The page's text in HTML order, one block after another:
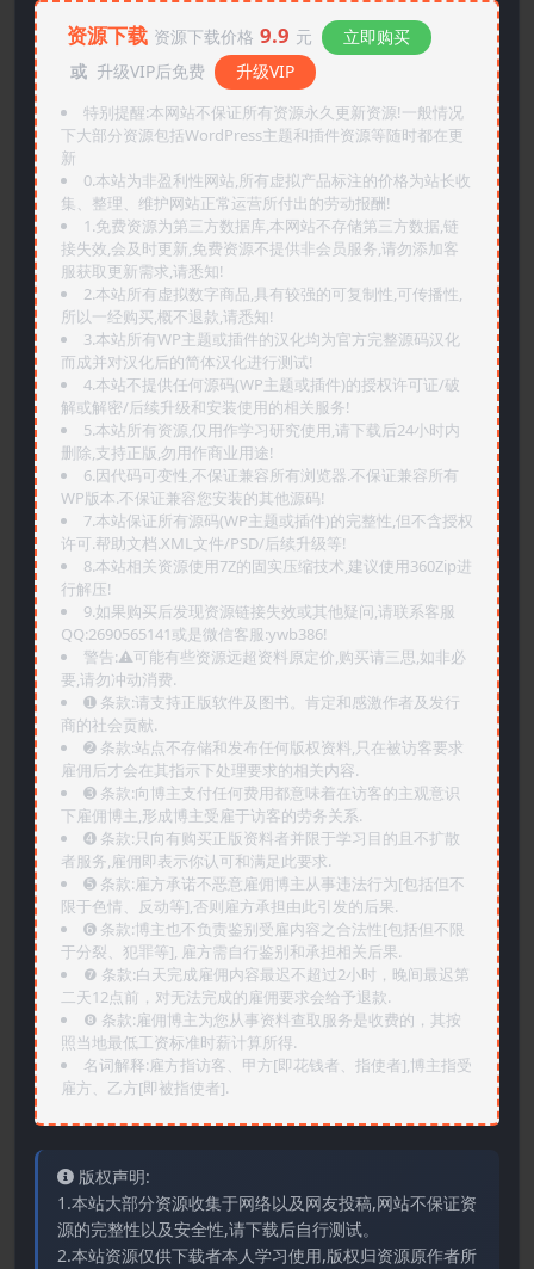
资源下载 资源下载价格 9.9 元
立即购买
或 升级VIP后免费 升级VIP
特别提醒:本网站不保证所有资源永久更新资源!一般情况
下大部分资源包括WordPress主题和插件资源等随时都在更
新
0.本站为非盈利性网站,所有虚拟产品标注的价格为站长收
集、整理、维护网站正常运营所付出的劳动报酬!
1.免费资源为第三方数据库,本网站不存储第三方数据,链
接失效,会及时更新,免费资源不提供非会员服务,请勿添加客
服获取更新需求,请悉知!
2.本站所有虚拟数字商品,具有较强的可复制性,可传播性,
所以一经购买,概不退款,请悉知!
3.本站所有WP主题或插件的汉化均为官方完整源码汉化
而成并对汉化后的简体汉化进行测试!
4.本站不提供任何源码(WP主题或插件)的授权许可证/破
解或解密/后续升级和安装使用的相关服务!
5.本站所有资源,仅用作学习研究使用,请下载后24小时内
删除,支持正版,勿用作商业用途!
6.因代码可变性,不保证兼容所有浏览器.不保证兼容所有
WP版本.不保证兼容您安装的其他源码!
7.本站保证所有源码(WP主题或插件)的完整性,但不含授权
许可.帮助文档.XML文件/PSD/后续升级等!
8.本站相关资源使用7Z的固实压缩技术,建议使用360Zip进
行解压!
9.如果购买后发现资源链接失效或其他疑问,请联系客服
QQ:2690565141或是微信客服:ywb386!
警告:⚠️可能有些资源远超资料原定价,购买请三思,如非必
要,请勿冲动消费.
➊️ 条款:请支持正版软件及图书。肯定和感激作者及发行
商的社会贡献.
➋️ 条款:站点不存储和发布任何版权资料,只在被访客要求
雇佣后才会在其指示下处理要求的相关内容.
➌️ 条款:向博主支付任何费用都意味着在访客的主观意识
下雇佣博主,形成博主受雇于访客的劳务关系.
➍️ 条款:只向有购买正版资料者并限于学习目的且不扩散
者服务,雇佣即表示你认可和满足此要求.
➎ 条款:雇方承诺不恶意雇佣博主从事违法行为[包括但不
限于色情、反动等],否则雇方承担由此引发的后果.
➏️ 条款:博主也不负责鉴别受雇内容之合法性[包括但不限
于分裂、犯罪等], 雇方需自行鉴别和承担相关后果.
❼ 条款:白天完成雇佣内容最迟不超过2小时，晚间最迟第
二天12点前，对无法完成的雇佣要求会给予退款.
❽ 条款:雇佣博主为您从事资料查取服务是收费的，其按
照当地最低工资标准时薪计算所得.
名词解释:雇方指访客、甲方[即花钱者、指使者],博主指受
雇方、乙方[即被指使者].
版权声明:
1.本站大部分资源收集于网络以及网友投稿,网站不保证资
源的完整性以及安全性,请下载后自行测试。
2.本站资源仅供下载者本人学习使用,版权归资源原作者所